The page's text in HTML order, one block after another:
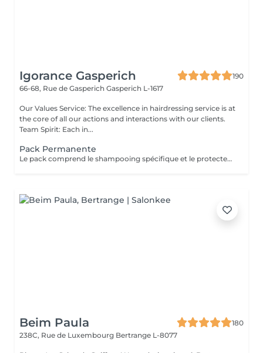
Igorance Gasperich
190
66-68, Rue de Gasperich Gasperich L-1617
Our Values Service: The excellence in hairdressing service is at
the core of all our actions and interactions with our clients.
Team Spirit: Each in...
Pack Permanente
Le pack comprend le shampooing spécifique et le protecteur REDKEN , la permanente avec les produits LOREAL PROFESSIONNEL , le conditionneur REDKEN , le séchage et les produits de styling REDKEN Option Coupe : la coupe IGORANCE (finition sur cheveux secs), le séchage et les produits de styling REDKEN. * Tarifs à titre indicatifs à confirmer après la consultation personnalisée établit auprès de votre coiffeur/stylist/spécialiste * La direction se réserve le droit d’apporter des modifications pour le bon fonctionnement du salon
Beim Paula
180
238C, Rue de Luxembourg Bertrange L-8077